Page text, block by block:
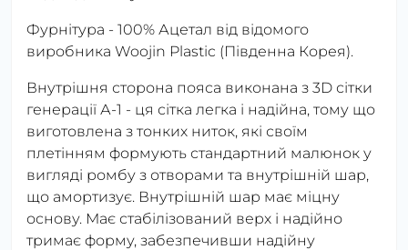
Фурнітура - 100% Ацетал від відомого
виробника Woojin Plastic (Південна Корея).
Внутрішня сторона пояса виконана з 3D сітки
генерації А-1 - ця сітка легка і надійна, тому що
виготовлена з тонких ниток, які своїм
плетінням формують стандартний малюнок у
вигляді ромбу з отворами та внутрішній шар,
що амортизує. Внутрішній шар має міцну
основу. Має стабілізований верх і надійно
тримає форму, забезпечивши надійну